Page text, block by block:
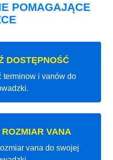
POMAGAJĄCE
DOSTĘPNOŚĆ
terminow i vanów do
VANA
vana do swojej